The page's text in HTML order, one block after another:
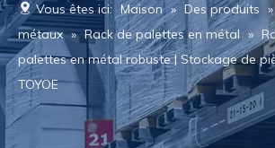
Vous êtes ici: Maison » Des produits »
métaux » Rack de palettes en métal »
palettes en métal robuste | Stockage de
TOYOE